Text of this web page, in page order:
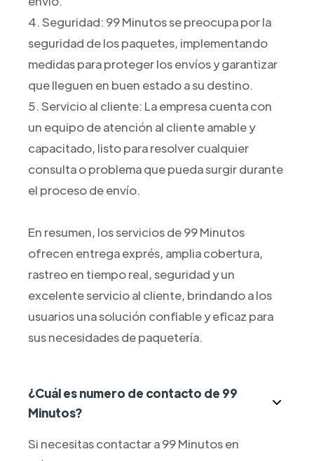
4. Seguridad: 99 Minutos se preocupa por la
seguridad de los paquetes, implementando
medidas para proteger los envíos y garantizar
que lleguen en buen estado a su destino.
5. Servicio al cliente: La empresa cuenta con
un equipo de atención al cliente amable y
capacitado, listo para resolver cualquier
consulta o problema que pueda surgir durante
el proceso de envío.
En resumen, los servicios de 99 Minutos
ofrecen entrega exprés, amplia cobertura,
rastreo en tiempo real, seguridad y un
excelente servicio al cliente, brindando a los
usuarios una solución confiable y eficaz para
sus necesidades de paquetería.
¿Cuál es numero de contacto de 99
Minutos?
Si necesitas contactar a 99 Minutos en